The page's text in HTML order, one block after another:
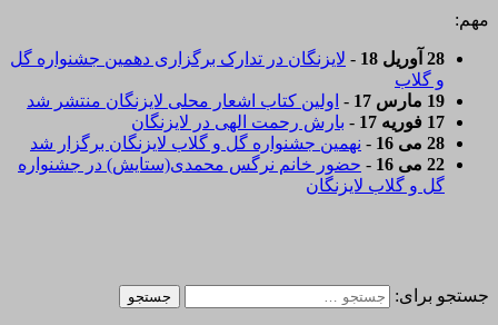
مهم:
28 آوریل 18 - لایزنگان در تدارک برگزاری دهمین جشنواره گل
و گلاب
19 مارس 17
- اولین کتاب اشعار محلی لایزنگان منتشر شد
17 فوریه 17
- بارش رحمت الهی در لایزنگان
28 می 16
- نهمین جشنواره گل و گلاب لایزنگان برگزار شد
22 می 16
- حضور خانم نرگس محمدی(ستایش) در جشنواره
گل و گلاب لایزنگان
جستجو برای: